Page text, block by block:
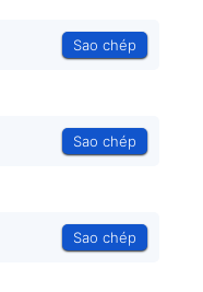
Sao chép
Sao chép
Sao chép